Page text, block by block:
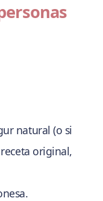
natural (o si
original,